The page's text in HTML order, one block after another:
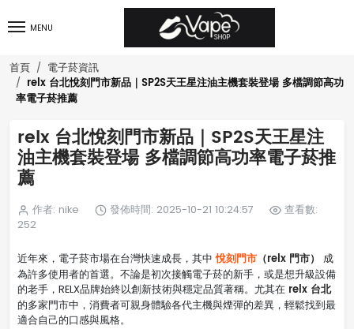
MENU
首頁 電子菸資訊
relx 台北悅刻門市新品｜SP2S天王星注油主機套裝登場 多檔調節高功
率電子菸推薦
relx 台北悅刻門市新品｜SP2S天王星注
油主機套裝登場 多檔調節高功率電子菸推
薦
作者: nike 發佈時間: 2025-10-21 10:24:57
查看數:
252
近年來，電子菸市場在台灣快速成長，其中悅刻門市 （relx 門市）
成
為許多使用者的首選。不論是初次接觸電子菸的新手，或是想升級設備
的老手，RELX品牌始終以創新技術與穩定品質著稱。尤其在 relx 台北
的多家門市中，消費者可親身體驗各代主機與煙彈的差異，輕鬆找到最
適合自己的口感與風格。